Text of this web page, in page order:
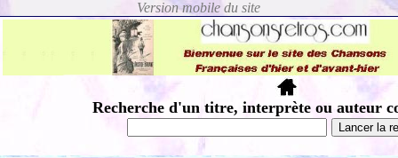
Recherche d'un titre, interprète ou auteur